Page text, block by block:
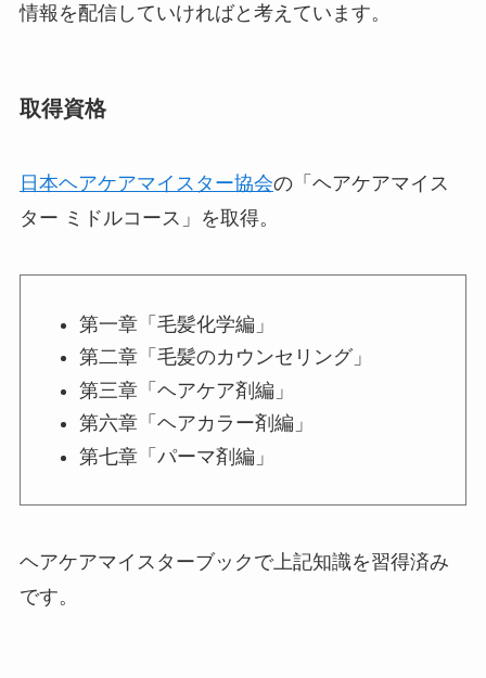
情報を配信していければと考えています。
取得資格
日本ヘアケアマイスター協会の「ヘアケアマイス
ター ミドルコース」を取得。
第一章「毛髪化学編」
第二章「毛髪のカウンセリング」
第三章「ヘアケア剤編」
第六章「ヘアカラー剤編」
第七章「パーマ剤編」
ヘアケアマイスターブックで上記知識を習得済み
です。